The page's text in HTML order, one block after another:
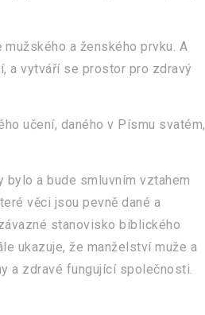
a ženského prvku. A
a vytváří se prostor pro zdravý
učení, daného v Písmu svatém,
a bude smluvním vztahem
věci jsou pevně dané a
stanovisko biblického
ukazuje, že manželství muže a
a zdravé fungující společnosti.